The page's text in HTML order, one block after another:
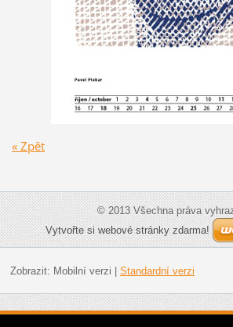
« Zpět
© 2013 Všechna práva
Vytvořte si webové stránky zdarma!
Zobrazit: Mobilní verzi Standardní verzi